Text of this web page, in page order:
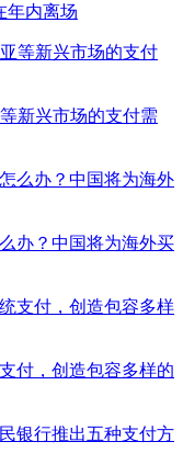
年内离场
新兴市场的支付需
办？中国将为海外买
付，创造包容多样的